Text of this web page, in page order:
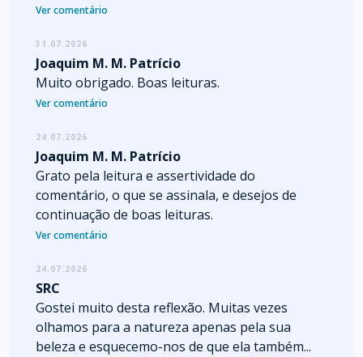
Ver comentário
31.07.2026
Joaquim M. M. Patrício
Muito obrigado. Boas leituras.
Ver comentário
24.07.2026
Joaquim M. M. Patrício
Grato pela leitura e assertividade do
comentário, o que se assinala, e desejos de
continuação de boas leituras.
Ver comentário
24.07.2026
SRC
Gostei muito desta reflexão. Muitas vezes
olhamos para a natureza apenas pela sua
beleza e esquecemo-nos de que ela também...